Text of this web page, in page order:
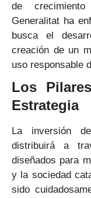
de
Generalitat ha
busca el
creación de un
uso responsable
Los
Estrategia
La inversión
distribuirá a
diseñados para
y la sociedad
sido